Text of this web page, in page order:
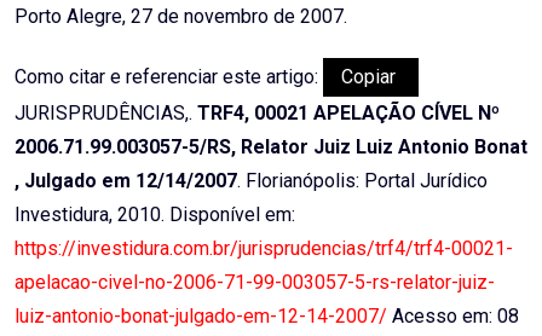
Porto Alegre, 27 de novembro de 2007.
Como citar e referenciar este artigo:
Copiar
JURISPRUDÊNCIAS,. TRF4, 00021 APELAÇÃO CÍVEL Nº
2006.71.99.003057-5/RS, Relator Juiz Luiz Antonio Bonat
, Julgado em 12/14/2007. Florianópolis: Portal Jurídico
Investidura, 2010. Disponível em:
https://investidura.com.br/jurisprudencias/trf4/trf4-00021-
apelacao-civel-no-2006-71-99-003057-5-rs-relator-juiz-
luiz-antonio-bonat-julgado-em-12-14-2007/ Acesso em: 08